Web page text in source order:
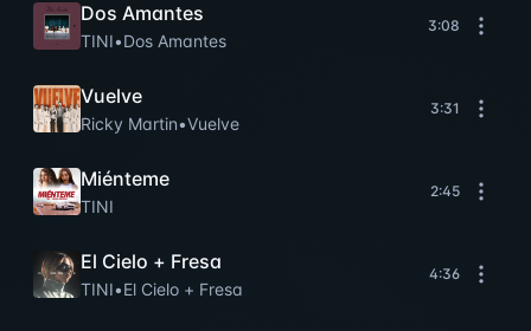
Dos Amantes
TINI•Dos Amantes
3:08
Vuelve
Ricky Martin•Vuelve
3:31
Miénteme
TINI
2:45
El Cielo + Fresa
TINI•El Cielo + Fresa
4:36